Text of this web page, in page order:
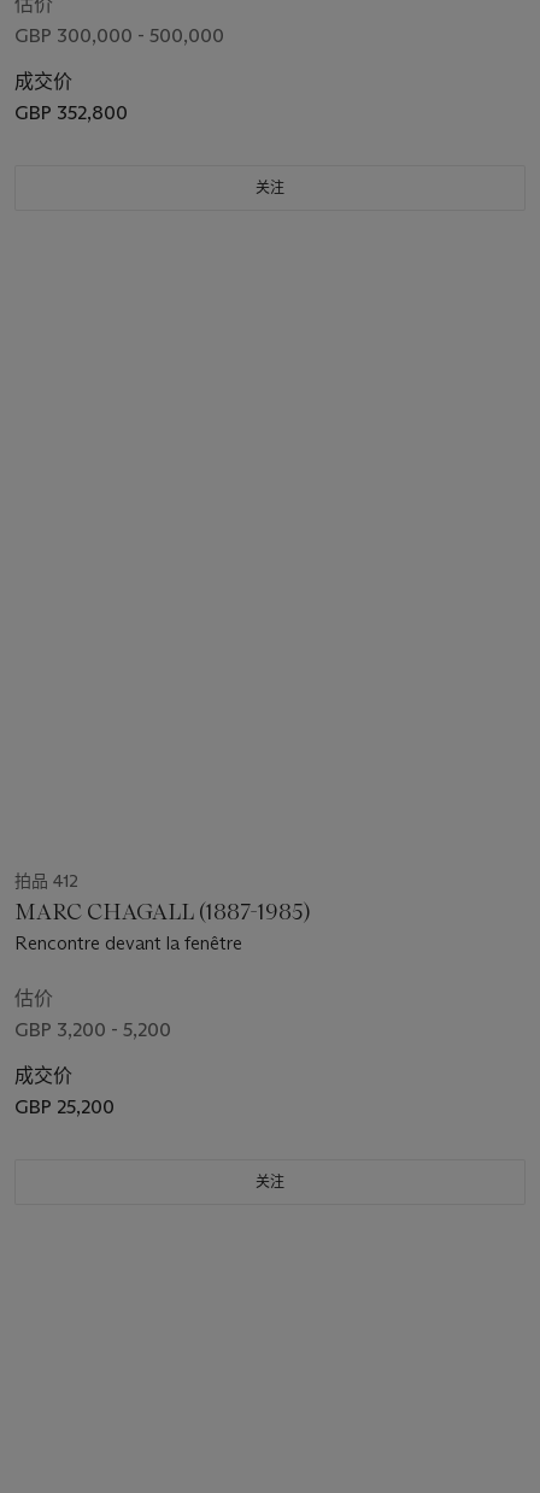
GBP 300,000 - 500,000
成交价
GBP 352,800
关注
拍品 412
MARC CHAGALL (1887-1985)
Rencontre devant la fenêtre
估价
GBP 3,200 - 5,200
成交价
GBP 25,200
关注